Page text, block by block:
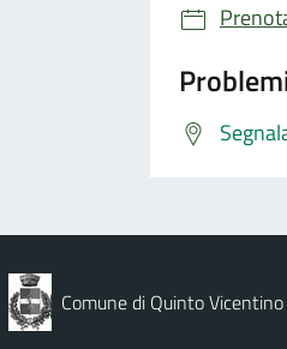
Comune di Quinto Vicentino